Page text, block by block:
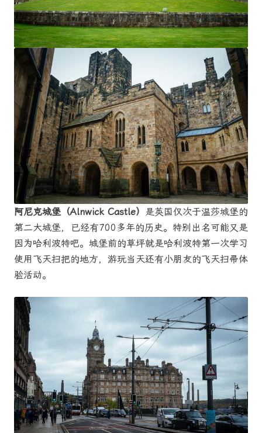
阿尼克城堡（Alnwick Castle）
是英国仅次于温莎城堡的
第二大城堡，已经有700多年的历史。特别出名可能又是
因为哈利波特吧。城堡前的草坪就是哈利波特第一次学习
使用飞天扫把的地方，游玩当天还有小朋友的飞天扫帚体
验活动。